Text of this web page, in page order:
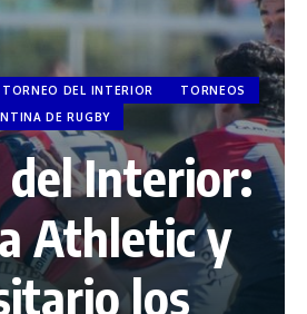
TORNEO DEL INTERIOR
TORNEOS
DE RUGBY
del Interior:
Athletic y
los